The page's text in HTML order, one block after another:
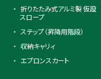
折りたたみ式アルミ製 仮設
スロープ
ステップ（昇降用階段）
収納キャリィ
エプロンスカート